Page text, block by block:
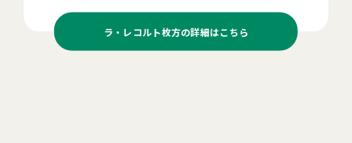
ラ・レコルト枚方の詳細はこちら